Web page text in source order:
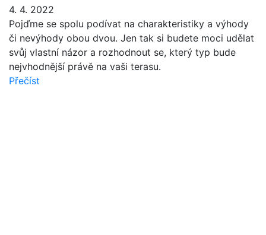
4. 4. 2022
Pojďme se spolu podívat na charakteristiky a výhody
či nevýhody obou dvou. Jen tak si budete moci udělat
svůj vlastní názor a rozhodnout se, který typ bude
nejvhodnější právě na vaši terasu.
Přečíst
řešení, při výběru venkovní markýzy.
Rychlá a precizní práce mohu jen
doporučit.